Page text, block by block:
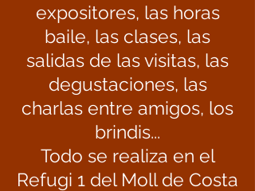
expositores, las horas
baile, las clases, las
salidas de las visitas, las
degustaciones, las
charlas entre amigos, los
brindis...
Todo se realiza en el
Refugi 1 del Moll de Costa